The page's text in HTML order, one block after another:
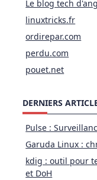
Le blog tech
linuxtricks.fr
ordirepar.com
perdu.com
pouet.net
DERNIERS
Pulse :
Garuda Linux :
kdig : outil pour
et DoH